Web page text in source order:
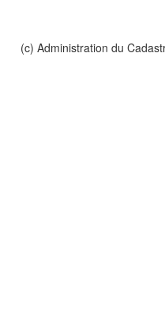
(c) Administration du